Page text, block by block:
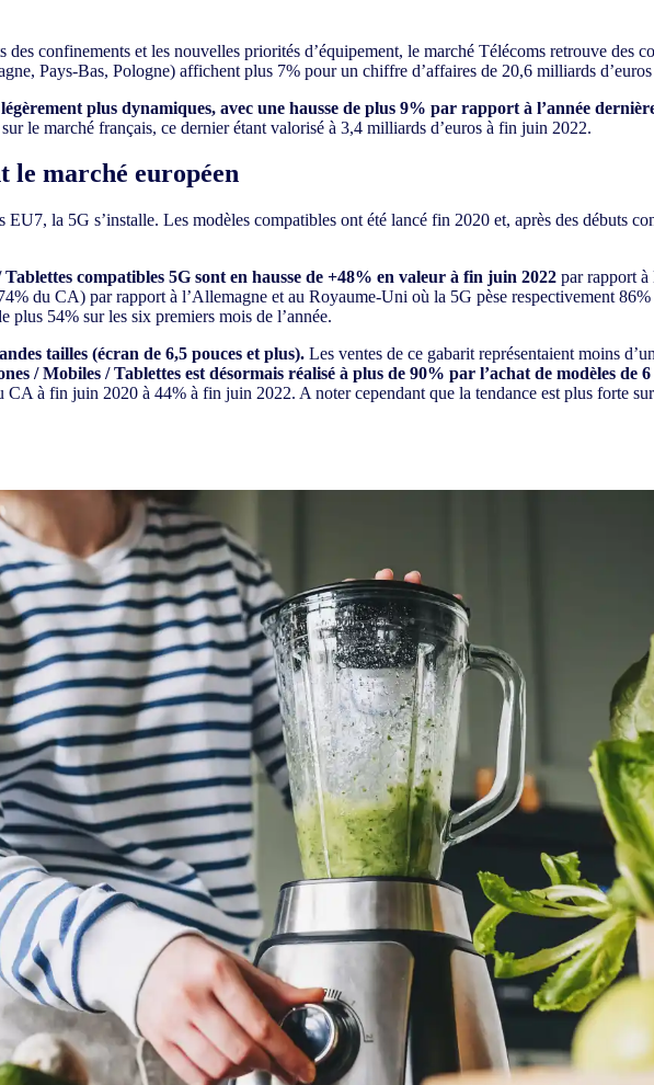
des confinements et les nouvelles priorités d’équipement, le marché Télécoms retrouve
Pays-Bas, Pologne) affichent plus 7% pour un chiffre d’affaires de 20,6 milliards
plus dynamiques, avec une hausse de plus 9% par rapport à l’année
le marché français, ce dernier étant valorisé à 3,4 milliards d’euros à fin juin 2022.
le marché européen
EU7, la 5G s’installe. Les modèles compatibles ont été lancé fin 2020 et, après des débuts
compatibles 5G sont en hausse de +48% en valeur à fin juin 2022 par rapport à
du CA) par rapport à l’Allemagne et au Royaume-Uni où la 5G pèse respectivement
plus 54% sur les six premiers mois de l’année.
tailles (écran de 6,5 pouces et plus). Les ventes de ce gabarit représentaient moins
/ Mobiles / Tablettes est désormais réalisé à plus de 90% par l’achat de modèles de
CA à fin juin 2020 à 44% à fin juin 2022. A noter cependant que la tendance est plus forte